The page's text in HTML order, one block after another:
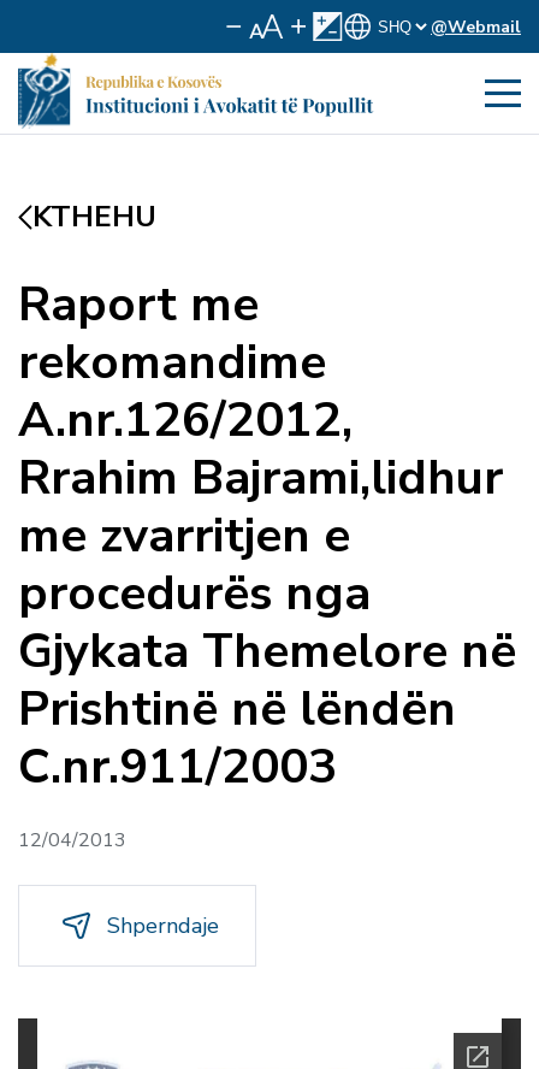
@Webmail
KTHEHU
Raport me
rekomandime
A.nr.126/2012,
Rrahim Bajrami,lidhur
me zvarritjen e
procedurës nga
Gjykata Themelore në
Prishtinë në lëndën
C.nr.911/2003
12/04/2013
Shperndaje